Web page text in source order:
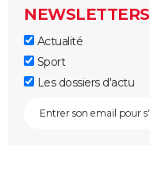
NEWSLETTERS
Actualité
Sport
Les dossiers d'actu